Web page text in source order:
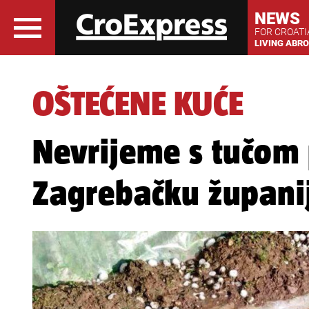
NEWS
FOR
LIVING
OŠTEĆENE KUĆE
Nevrijeme s
Zagrebačku